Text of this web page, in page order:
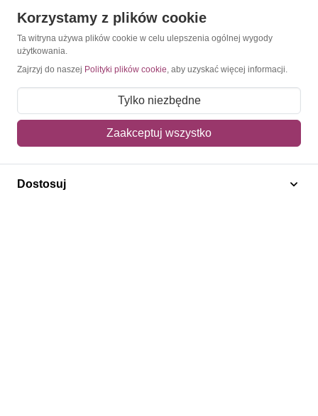
Konto
Moje konto
Mój koszyk
Adres dostawy
Polecamy
Korzystamy z plików cookie
Ta witryna używa plików cookie w celu ulepszenia ogólnej wygody
użytkowania.
Zajrzyj do naszej Polityki plików cookie, aby uzyskać więcej informacji.
Tylko niezbędne
Zaakceptuj wszystko
Dostosuj